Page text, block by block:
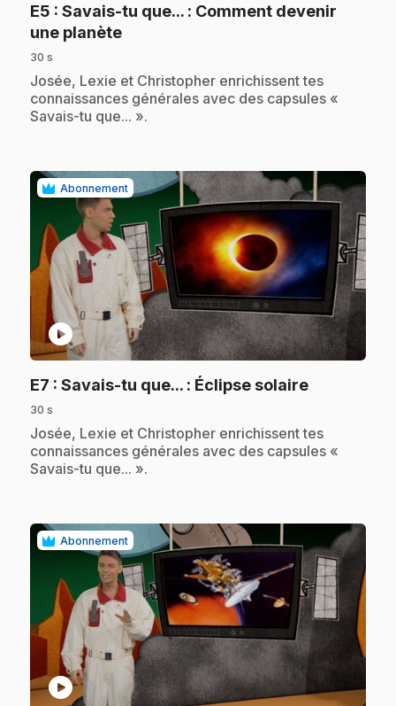
E5 : Savais-tu que... : Comment devenir
une planète.
30 s
.Josée, Lexie et Christopher enrichissent tes
connaissances générales avec des capsules «
Savais-tu que... ».
Abonnement
play_circle
E7 : Savais-tu que... : Éclipse solaire.
30 s
.Josée, Lexie et Christopher enrichissent tes
connaissances générales avec des capsules «
Savais-tu que... ».
Abonnement
play_circle